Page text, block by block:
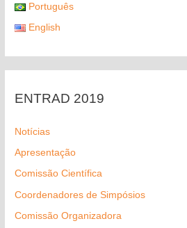
Português
English
ENTRAD 2019
Notícias
Apresentação
Comissão Científica
Coordenadores de Simpósios
Comissão Organizadora